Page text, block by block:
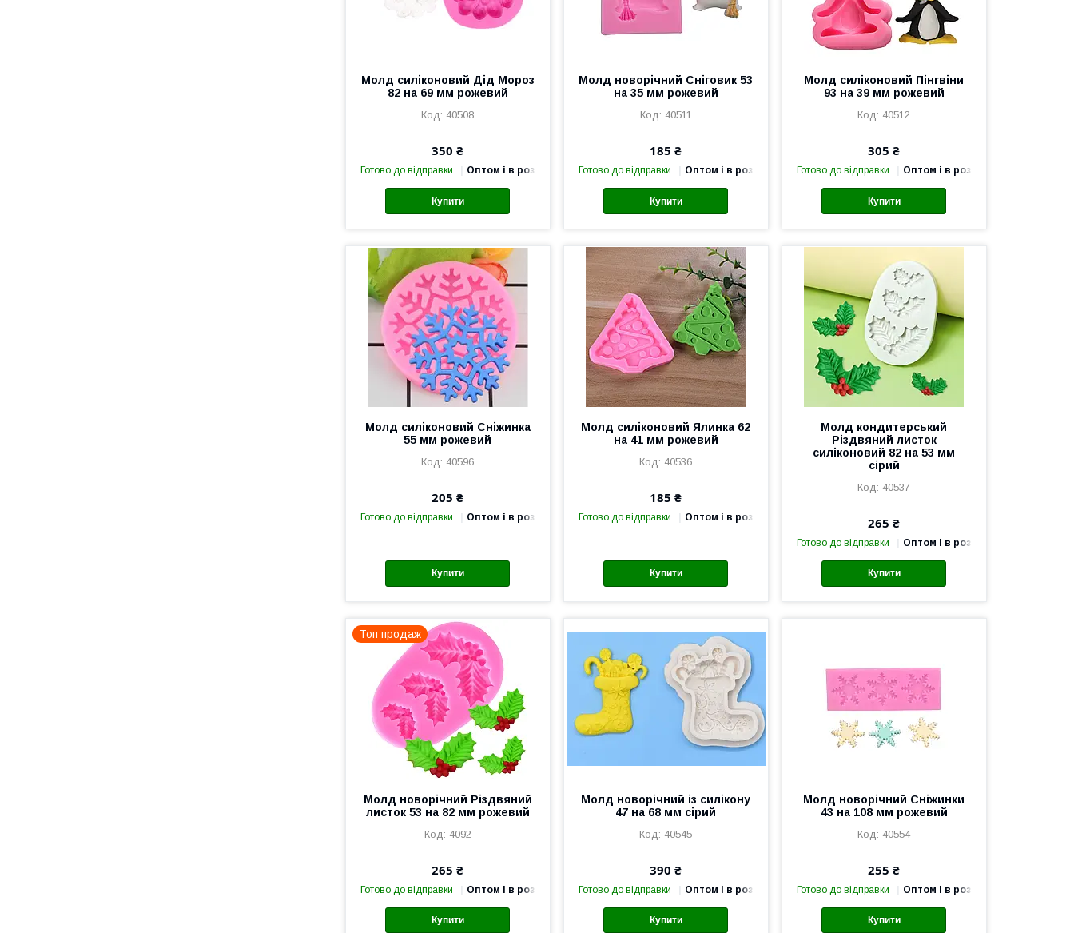
Молд силіконовий Дід Мороз
82 на 69 мм рожевий
40508
350 ₴
Готово до відправки Оптом і в роздріб
Купити
Молд новорічний Сніговик 53
на 35 мм рожевий
40511
185 ₴
Готово до відправки Оптом і в роздріб
Купити
Молд силіконовий Пінгвіни
93 на 39 мм рожевий
40512
305 ₴
Готово до відправки Оптом і в роздріб
Купити
Молд силіконовий Сніжинка
55 мм рожевий
40596
205 ₴
Готово до відправки Оптом і в роздріб
Купити
Молд силіконовий Ялинка 62
на 41 мм рожевий
40536
185 ₴
Готово до відправки Оптом і в роздріб
Купити
Молд кондитерський
Різдвяний листок
силіконовий 82 на 53 мм
сірий
40537
265 ₴
Готово до відправки Оптом і в роздріб
Купити
Топ продаж
Молд новорічний Різдвяний
листок 53 на 82 мм рожевий
4092
265 ₴
Готово до відправки Оптом і в роздріб
Купити
Молд новорічний із силікону
47 на 68 мм сірий
40545
390 ₴
Готово до відправки Оптом і в роздріб
Купити
Молд новорічний Сніжинки
43 на 108 мм рожевий
40554
255 ₴
Готово до відправки Оптом і в роздріб
Купити